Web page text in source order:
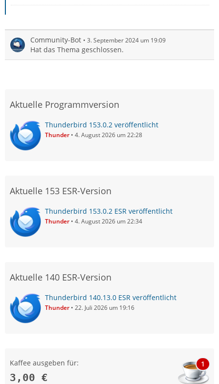
Community-Bot 3. September 2024 um 19:09
Hat das Thema geschlossen.
Aktuelle Programmversion
Thunderbird 153.0.2 veröffentlicht
Thunder 4. August 2026 um 22:28
Aktuelle 153 ESR-Version
Thunderbird 153.0.2 ESR veröffentlicht
Thunder 4. August 2026 um 22:34
Aktuelle 140 ESR-Version
Thunderbird 140.13.0 ESR veröffentlicht
Thunder 22. Juli 2026 um 19:16
Kaffee ausgeben für:
3,00 €
1